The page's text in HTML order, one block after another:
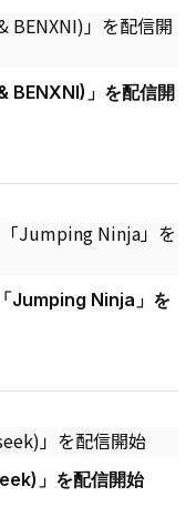
BENXNI)」を配信開
Jumping Ninja」を
」を配信開始